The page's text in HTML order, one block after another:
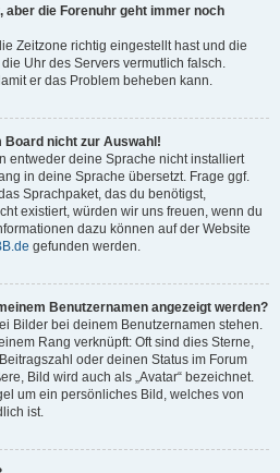
aber die Forenuhr geht immer noch
Zeitzone richtig eingestellt hast und die
Uhr des Servers vermutlich falsch.
er das Problem beheben kann.
Board nicht zur Auswahl!
entweder deine Sprache nicht installiert
in deine Sprache übersetzt. Frage ggf.
Sprachpaket, das du benötigst,
existiert, würden wir uns freuen, wenn du
dazu können auf der Website
gefunden werden.
Benutzernamen angezeigt werden?
Bilder bei deinem Benutzernamen stehen.
Rang verknüpft: Oft sind dies Sterne,
oder deinen Status im Forum
Bild wird auch als „Avatar“ bezeichnet.
um ein persönliches Bild, welches von
ist.